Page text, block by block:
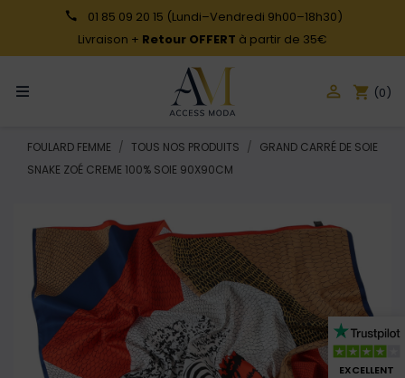
EXCELLENT
01 85 09 20 15 (Lundi–Vendredi 9h00–18h30)
Livraison + Retour OFFERT à partir de 35€
 shopping_cart (0)
FOULARD FEMME TOUS NOS PRODUITS
GRAND CARRÉ DE SOIE
SNAKE ZOÉ CREME 100% SOIE 90X90CM